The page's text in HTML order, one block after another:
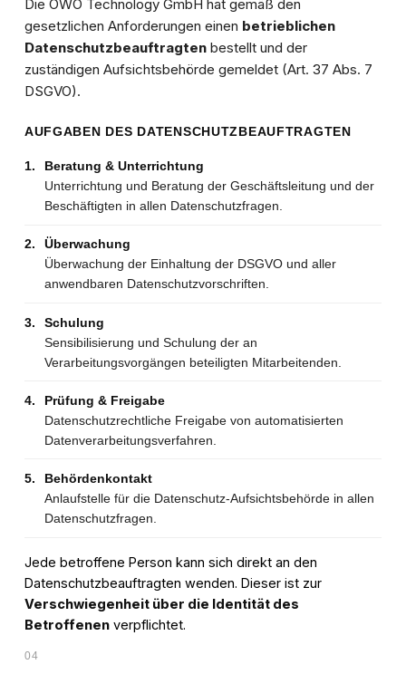
Die OWO Technology GmbH hat gemäß den
gesetzlichen Anforderungen einen betrieblichen
Datenschutzbeauftragtenbestellt und der
zuständigen Aufsichtsbehörde gemeldet (Art. 37 Abs. 7
DSGVO).
AUFGABEN DES DATENSCHUTZBEAUFTRAGTEN
1.
Beratung & Unterrichtung
Unterrichtung und Beratung der Geschäftsleitung und der
Beschäftigten in allen Datenschutzfragen.
2.
Überwachung
Überwachung der Einhaltung der DSGVO und aller
anwendbaren Datenschutzvorschriften.
3.
Schulung
Sensibilisierung und Schulung der an
Verarbeitungsvorgängen beteiligten Mitarbeitenden.
4.
Prüfung & Freigabe
Datenschutzrechtliche Freigabe von automatisierten
Datenverarbeitungsverfahren.
5.
Behördenkontakt
Anlaufstelle für die Datenschutz-Aufsichtsbehörde in allen
Datenschutzfragen.
Jede betroffene Person kann sich direkt an den
Datenschutzbeauftragten wenden. Dieser ist zur
Verschwiegenheit über die Identität des
Betroffenenverpflichtet.
04